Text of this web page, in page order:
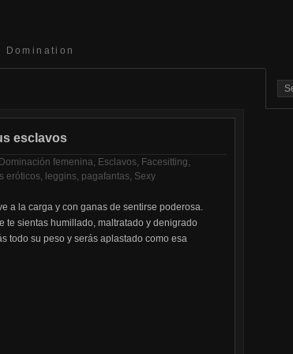
esclavos
Dominación femenina, Esclavos, Facesitting,
eróticos, leggins, pagafantas, Sexy
a la carga y con ganas de sentirse poderosa.
te sientas humillado, maltratado y denigrado
todo su peso y serás aplastado como esa